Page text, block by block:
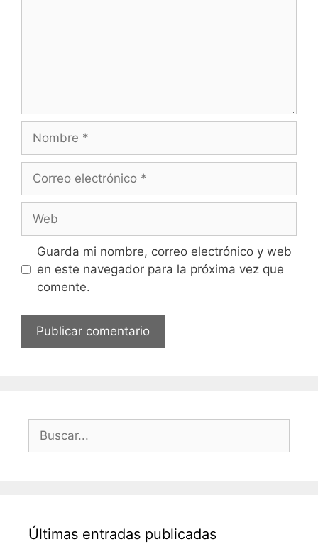
Nombre
Correo
Web
Guarda mi nombre, correo electrónico y web
en este navegador para la próxima vez que
comente.
Últimas entradas publicadas